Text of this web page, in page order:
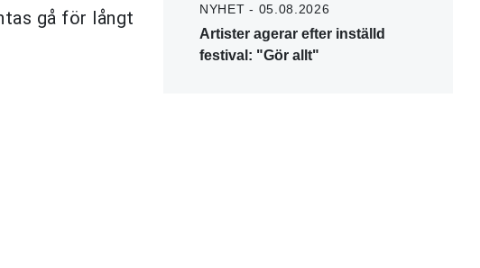
gå för långt
NYHET - 05.08.2026
Artister agerar efter inställd
festival: "Gör allt"